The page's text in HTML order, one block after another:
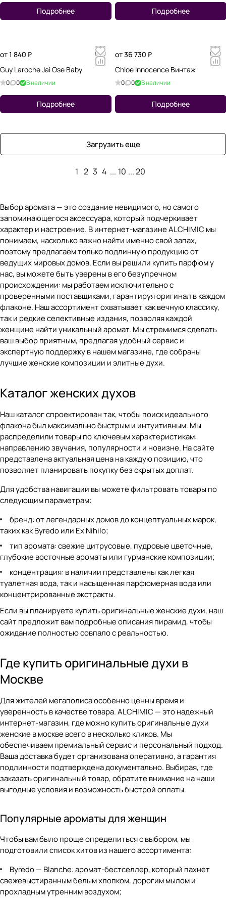
Подробнее Подробнее
от 1 840 ₽
Guy Laroche Jai Ose Baby
0 0 В наличии
Подробнее
от 36 730 ₽
Chloe Innocence Винтаж
0 0 В наличии
Подробнее
Загрузить еще
1 2 3 4 ... 10 ...20
Выбор аромата — это создание невидимого, но самого
запоминающегося аксессуара, который подчеркивает
характер и настроение. В интернет-магазине ALCHIMIC мы
понимаем, насколько важно найти именно свой запах,
поэтому предлагаем только подлинную продукцию от
ведущих мировых домов. Если вы решили купить парфюм у
нас, вы можете быть уверены в его безупречном
происхождении: мы работаем исключительно с
проверенными поставщиками, гарантируя оригинал в каждом
флаконе. Наш ассортимент охватывает как вечную классику,
так и редкие селективные издания, позволяя каждой
женщине найти уникальный аромат. Мы стремимся сделать
ваш выбор приятным, предлагая удобный сервис и
экспертную поддержку в нашем магазине, где собраны
лучшие женские композиции и элитные духи.
Каталог женских духов
Нашкаталогспроектирован так, чтобы поиск идеального
флакона был максимально быстрым и интуитивным. Мы
распределили товары по ключевым характеристикам:
направлению звучания, популярности и новизне. На сайте
представлена актуальная цена на каждую позицию, что
позволяет планировать покупку без скрытых доплат.
Для удобства навигации вы можете фильтровать товары по
следующим параметрам:
бренд: от легендарных домов до концептуальных марок,
таких как Byredo или Ex Nihilo;
тип аромата: свежие цитрусовые, пудровые цветочные,
глубокиевосточные ароматы или гурманские композиции;
концентрация: в наличии представлены как легкая
туалетная вода, так и насыщенная парфюмерная вода или
концентрированные экстракты.
Если вы планируете купить оригинальные женские духи, наш
сайт предложит вам подробные описания пирамид, чтобы
ожидание полностью совпало с реальностью.
Где купить оригинальные духи в
Москве
Для жителей мегаполиса особенно ценны время и
уверенность в качестве товара. ALCHIMIC — это надежный
интернет-магазин, где можно купить оригинальные духи
женские в москве всего в несколько кликов. Мы
обеспечиваем премиальный сервис и персональный подход.
Ваша доставка будет организована оперативно, а гарантия
подлинности подтверждена документально. Выбирая, где
заказать оригинальный товар, обратите внимание на наши
выгодные условия и возможность быстрой оплаты.
Популярные ароматы для женщин
Чтобы вам было проще определиться с выбором, мы
подготовили список хитов из нашего ассортимента:
Byredo — Blanche: аромат-бестселлер, который пахнет
свежевыстиранным белым хлопком, дорогим мылом и
прохладным утренним воздухом;